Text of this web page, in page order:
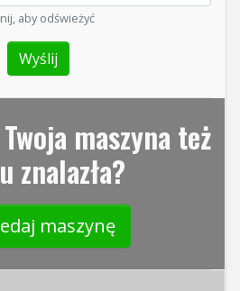
aby odświeżyć
maszyna też
znalazła?
maszynę